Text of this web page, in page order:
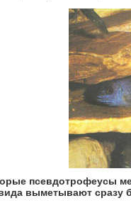
псевдотрофеусы
выметывают сразу